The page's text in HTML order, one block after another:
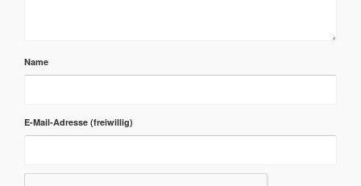
Name
E-Mail-Adresse